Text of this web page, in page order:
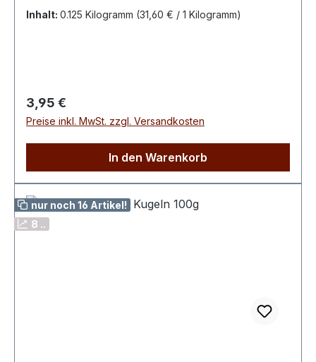
Ammoniumchlorid, Säuerungsmittel
Zucker 68,9 g Eiweiß < 0,1 g Salz < 0,1 g
Inhalt: 0.125 Kilogramm (31,60 € / 1 Kilogramm)
Regulärer Preis:
3,95 €
Preise inkl. MwSt. zzgl. Versandkosten
In den Warenkorb
nur noch 16 Artikel!
8 ..